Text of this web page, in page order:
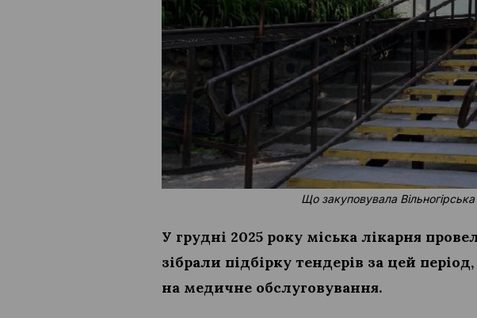
Що закуповувала
У грудні 2025 року міська лікарня
зібрали підбірку тендерів за цей
на медичне обслуговування.